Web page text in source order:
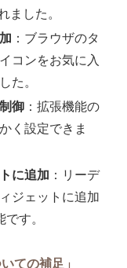
ました。
：ブラウザのタ
コンをお気に入
た。
御 ：拡張機能の
く設定できま
に追加 ：リーデ
ジェットに追加
す。
ての補足」